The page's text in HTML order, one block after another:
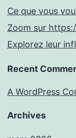
Ce que vous
Zoom sur
Explorez leur
Recent
A WordPress
Archives